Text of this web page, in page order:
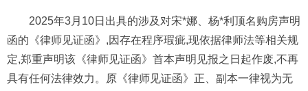
2025年3月10日出具的涉及对宋*娜、杨*利顶名购房声明
函的《律师见证函》,因存在程序瑕疵,现依据律师法等相关规
定,郑重声明该《律师见证函》首本声明见报之日起作废,不再
具有任何法律效力。原《律师见证函》正、副本一律视为无